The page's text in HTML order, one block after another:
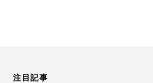
注目記事